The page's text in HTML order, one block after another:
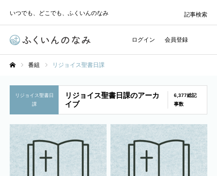
いつでも、どこでも、ふくいんのなみ
ログイン 会員登録
記事検索
番組 リジョイス聖書日課
リジョイス聖書日
課
リジョイス聖書日課のアーカ
イブ
6,377総記
事数